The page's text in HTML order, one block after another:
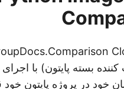
بسته پایتون) با اجرای
خود در پروژه پایتون خود